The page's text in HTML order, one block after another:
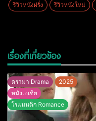
รีวิวหนังฝรั่ง รีวิวหนังใหม่
เรื่องที่เกี่ยวข้อง
ดราม่า Drama
2025
หนังเอเชีย
โรแมนติก Romance